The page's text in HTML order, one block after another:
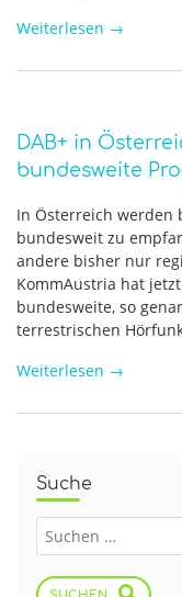
Weiterlesen →
DAB+ in
bundesweite
In Österreich werden
bundesweit zu
andere bisher nur
KommAustria hat
bundesweite, so
terrestrischen
Weiterlesen →
Suche